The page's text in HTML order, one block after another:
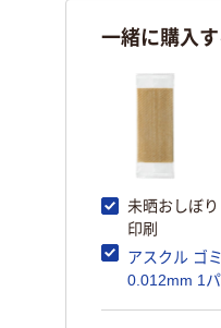
一緒に購入
未晒おしぼ
印刷
アスクル ゴ